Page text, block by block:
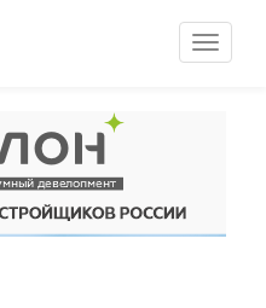
Toggle